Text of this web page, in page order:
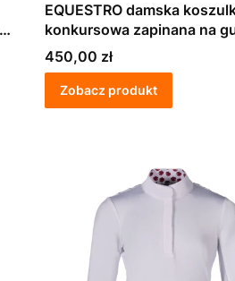
EQUESTRO damska
konkursowa zapinana na
biała
Cena
450,00 zł
Zobacz produkt